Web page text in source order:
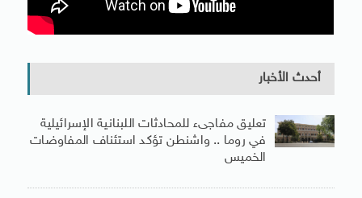
أحدث الأخبار
تعليق مفاجىء للمحادثات اللبنانية الإسرائيلية
في روما .. واشنطن تؤكد استئناف المفاوضات
الخميس